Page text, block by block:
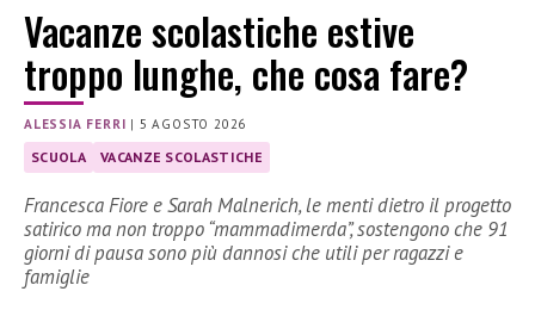
Vacanze scolastiche estive
troppo lunghe, che cosa fare?
ALESSIA FERRI | 5 AGOSTO 2026
SCUOLA VACANZE SCOLASTICHE
Francesca Fiore e Sarah Malnerich, le menti dietro il progetto
satirico ma non troppo “mammadimerda”, sostengono che 91
giorni di pausa sono più dannosi che utili per ragazzi e
famiglie